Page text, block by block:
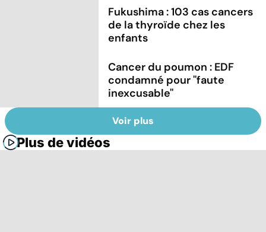
Fukushima : 103 cas cancers
de la thyroïde chez les
enfants
Cancer du poumon : EDF
condamné pour ''faute
inexcusable''
Voir plus
Plus de vidéos